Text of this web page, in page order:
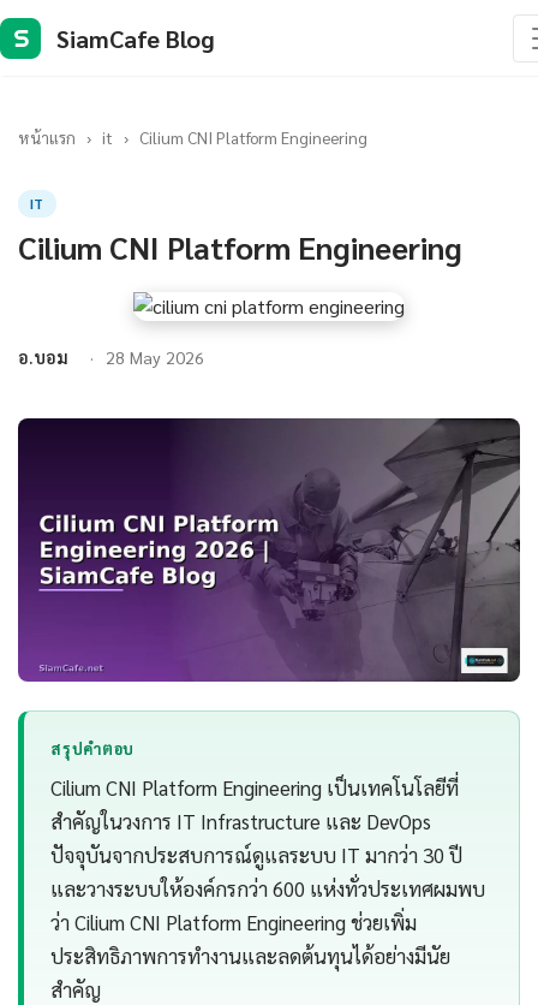
S SiamCafe Blog
หน้าแรก › it › Cilium CNI Platform Engineering
IT
Cilium CNI Platform Engineering
อ.บอม 28 May 2026
สรุปคำตอบ
Cilium CNI Platform Engineering เป็นเทคโนโลยีที่
สำคัญในวงการ IT Infrastructure และ DevOps
ปัจจุบันจากประสบการณ์ดูแลระบบ IT มากว่า 30 ปี
และวางระบบให้องค์กรกว่า 600 แห่งทั่วประเทศผมพบ
ว่า Cilium CNI Platform Engineering ช่วยเพิ่ม
ประสิทธิภาพการทำงานและลดต้นทุนได้อย่างมีนัย
สำคัญ